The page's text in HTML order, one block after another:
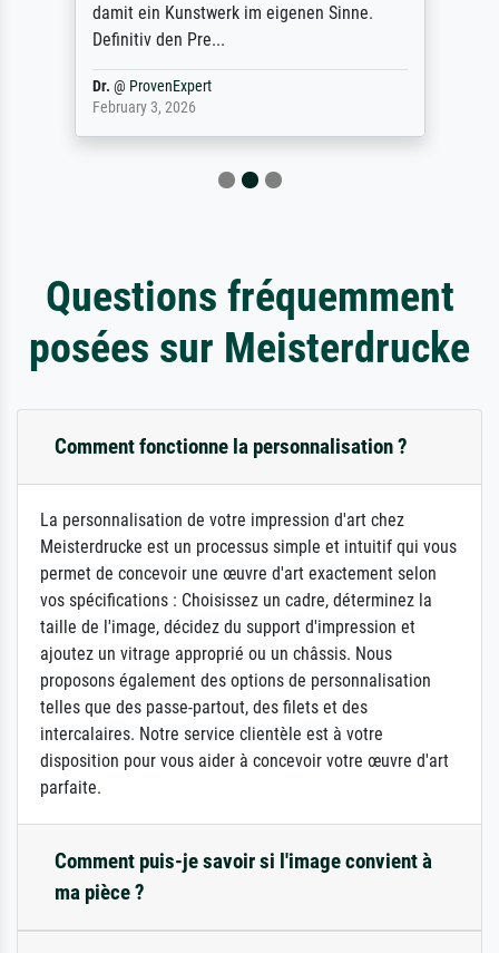
damit ein Kunstwerk im eigenen Sinne.
Definitiv den Pre...
Dr. @ ProvenExpert
February 3, 2026
Questions fréquemment
posées sur Meisterdrucke
Comment fonctionne la personnalisation ?
La personnalisation de votre impression d'art chez
Meisterdrucke est un processus simple et intuitif qui vous
permet de concevoir une œuvre d'art exactement selon
vos spécifications : Choisissez un cadre, déterminez la
taille de l'image, décidez du support d'impression et
ajoutez un vitrage approprié ou un châssis. Nous
proposons également des options de personnalisation
telles que des passe-partout, des filets et des
intercalaires. Notre service clientèle est à votre
disposition pour vous aider à concevoir votre œuvre d'art
parfaite.
Comment puis-je savoir si l'image convient à
ma pièce ?